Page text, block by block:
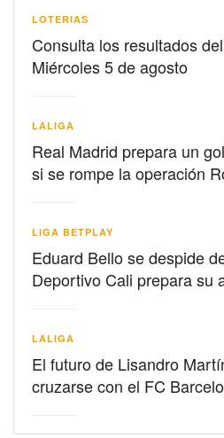
LOTERIAS
Consulta los resultados
Miércoles 5 de agosto
LALIGA
Real Madrid prepara un
si se rompe la operación
LIGA BETPLAY
Eduard Bello se despide
Deportivo Cali prepara su
LALIGA
El futuro de Lisandro
cruzarse con el FC